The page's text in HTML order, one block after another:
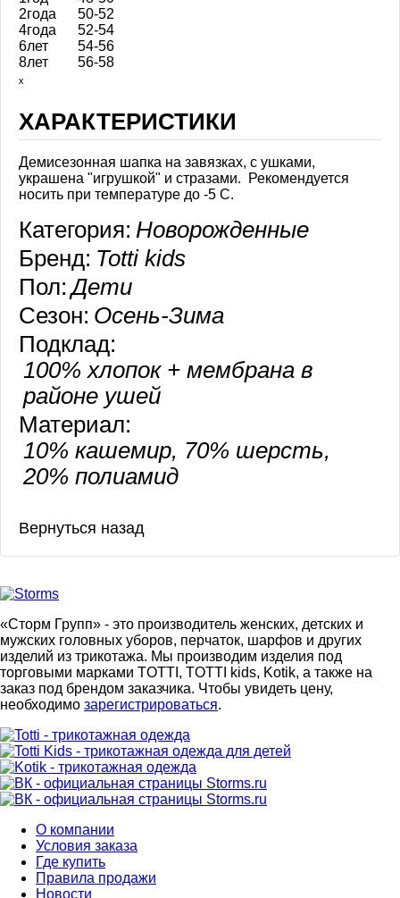
2года
50-52
4года
52-54
6лет
54-56
8лет
56-58
ₓ
ХАРАКТЕРИСТИКИ
Демисезонная шапка на завязках, с ушками,
украшена "игрушкой" и стразами. Рекомендуется
носить при температуре до -5 С.
Категория: Новорожденные
Бренд: Totti kids
Пол: Дети
Сезон: Осень-Зима
Подклад:
100% хлопок + мембрана в
районе ушей
Материал:
10% кашемир, 70% шерсть,
20% полиамид
«Сторм Групп» - это производитель женских, детских и
мужских головных уборов, перчаток, шарфов и других
изделий из трикотажа. Мы производим изделия под
торговыми марками TOTTI, TOTTI kids, Kotik, а также на
заказ под брендом заказчика. Чтобы увидеть цену,
необходимо зарегистрироваться.
О компании
Условия заказа
Где купить
Правила продажи
Новости